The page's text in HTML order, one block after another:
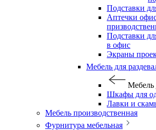
Подставки
Аптечки
Подставки
в офис
Экраны
Мебель для
Мебель
Шкафы для
Лавки и
Мебель производственная
Фурнитура мебельная